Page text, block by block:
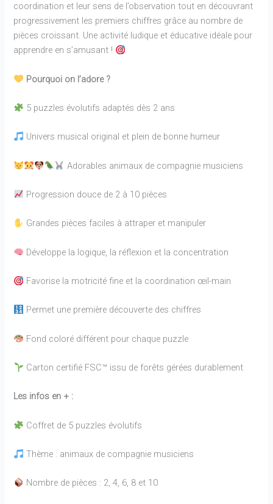
coordination et leur sens de l’observation tout en découvrant
progressivement les premiers chiffres grâce au nombre de
pièces croissant. Une activité ludique et éducative idéale pour
apprendre en s’amusant !
Pourquoi on l’adore ?
5 puzzles évolutifs adaptés dès 2 ans
Univers musical original et plein de bonne humeur
Adorables animaux de compagnie musiciens
Progression douce de 2 à 10 pièces
Grandes pièces faciles à attraper et manipuler
Développe la logique, la réflexion et la concentration
Favorise la motricité fine et la coordination œil-main
Permet une première découverte des chiffres
Fond coloré différent pour chaque puzzle
Carton certifié FSC™ issu de forêts gérées durablement
Les infos en + :
Coffret de 5 puzzles évolutifs
Thème : animaux de compagnie musiciens
Nombre de pièces : 2, 4, 6, 8 et 10